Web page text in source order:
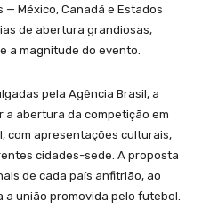
México, Canadá e Estados
de abertura grandiosas,
a magnitude do evento.
pela Agência Brasil, a
abertura da competição em
com apresentações culturais,
cidades-sede. A proposta
de cada país anfitrião, ao
a união promovida pelo futebol.